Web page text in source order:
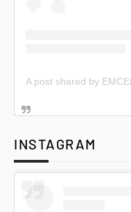
INSTAGRAM